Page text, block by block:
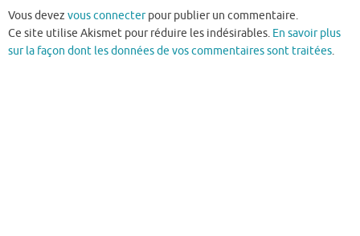
Vous devez vous connecterpour publier un commentaire.
Ce site utilise Akismet pour réduire les indésirables. En savoir plus
sur la façon dont les données de vos commentaires sont traitées.